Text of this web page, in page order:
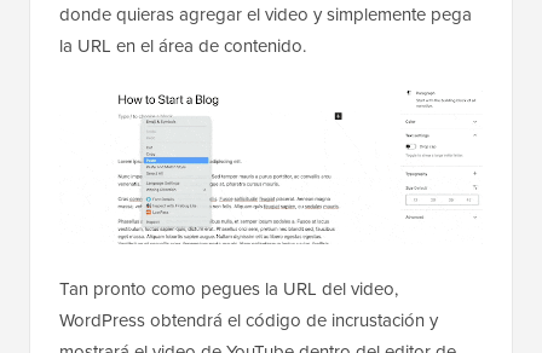
donde quieras agregar el video y simplemente pega
la URL en el área de contenido.
Tan pronto como pegues la URL del video,
WordPress obtendrá el código de incrustación y